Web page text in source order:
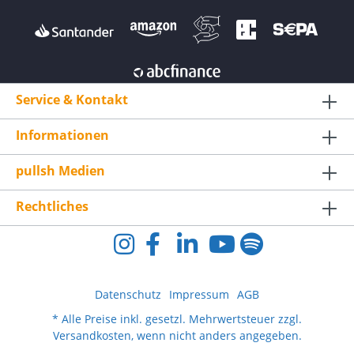
empfehlen wir die Nutzung des Original-
Ladegeräts sowie das Vermeiden von
Tiefentladungen.
Service & Kontakt
Informationen
pullsh Medien
Rechtliches
Datenschutz Impressum AGB
* Alle Preise inkl. gesetzl. Mehrwertsteuer zzgl.
Versandkosten, wenn nicht anders angegeben.